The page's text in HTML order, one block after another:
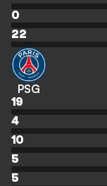
0
22
PSG
19
4
10
5
5